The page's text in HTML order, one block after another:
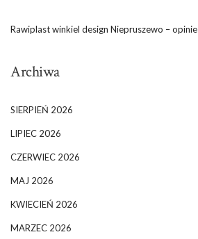
Rawiplast winkiel design Niepruszewo – opinie
Archiwa
SIERPIEŃ 2026
LIPIEC 2026
CZERWIEC 2026
MAJ 2026
KWIECIEŃ 2026
MARZEC 2026